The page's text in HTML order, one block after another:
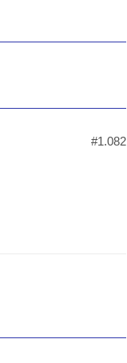
#1.082